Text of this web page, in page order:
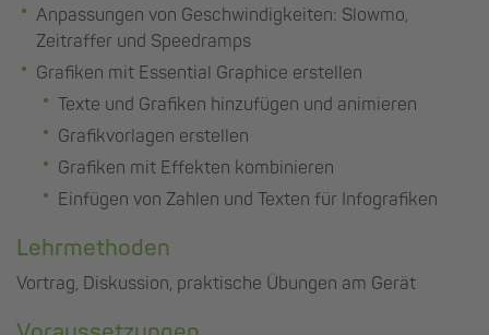
Anpassungen von Geschwindigkeiten: Slowmo,
Zeitraffer und Speedramps
Grafiken mit Essential Graphice erstellen
Texte und Grafiken hinzufügen und animieren
Grafikvorlagen erstellen
Grafiken mit Effekten kombinieren
Einfügen von Zahlen und Texten für Infografiken
Lehrmethoden
Vortrag, Diskussion, praktische Übungen am Gerät